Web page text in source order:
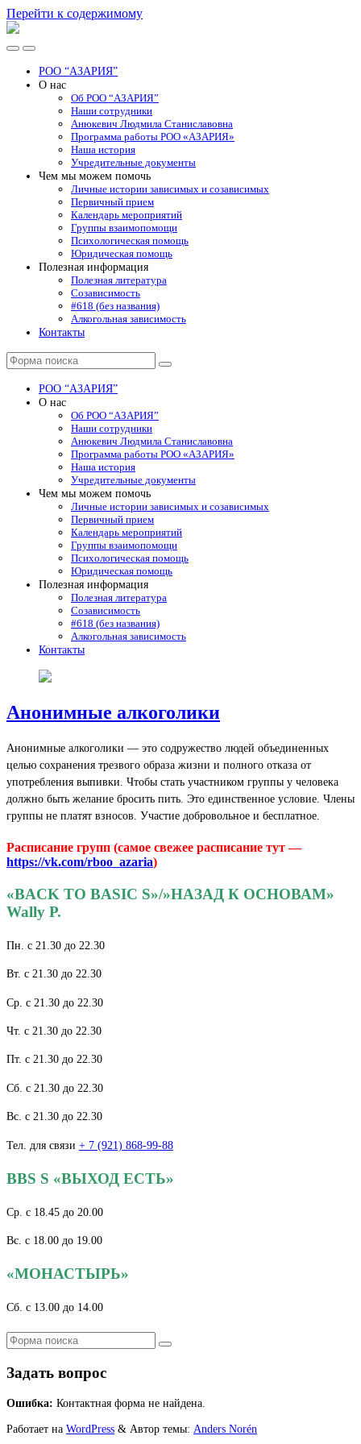
Перейти к содержимому
РОО
Переключить
мобильное
Переключить
поле
поиска
РОО “АЗАРИЯ”
О нас
Об РОО “АЗАРИЯ”
Наши сотрудники
Анюкевич Людмила Станиславовна
Программа работы РОО «АЗАРИЯ»
Наша история
Учредительные документы
Чем мы можем помочь
Личные истории зависимых и созависимых
Первичный прием
Календарь мероприятий
Группы взаимопомощи
Психологическая помощь
Юридическая помощь
Полезная информация
Полезная литература
Созависимость
#618 (без названия)
Алкогольная зависимость
Контакты
Поиск
РОО “АЗАРИЯ”
О нас
Об РОО “АЗАРИЯ”
Наши сотрудники
Анюкевич Людмила Станиславовна
Программа работы РОО «АЗАРИЯ»
Наша история
Учредительные документы
Чем мы можем помочь
Личные истории зависимых и созависимых
Первичный прием
Календарь мероприятий
Группы взаимопомощи
Психологическая помощь
Юридическая помощь
Полезная информация
Полезная литература
Созависимость
#618 (без названия)
Алкогольная зависимость
Контакты
Анонимные алкоголики
Анонимные алкоголики — это содружество людей объединенных
целью сохранения трезвого образа жизни и полного отказа от
употребления выпивки. Чтобы стать участником группы у человека
должно быть желание бросить пить. Это единственное условие. Члены
группы не платят взносов. Участие добровольное и бесплатное.
Расписание групп (самое свежее расписание тут —
https://vk.com/rboo_azaria)
«BACK TO BASIC S»/»НАЗАД К ОСНОВАМ»
Wally P.
Пн. с 21.30 до 22.30
Вт. с 21.30 до 22.30
Ср. с 21.30 до 22.30
Чт. с 21.30 до 22.30
Пт. с 21.30 до 22.30
Сб. с 21.30 до 22.30
Вс. с 21.30 до 22.30
Тел. для связи + 7 (921) 868-99-88
BBS S «ВЫХОД ЕСТЬ»
Ср. с 18.45 до 20.00
Вc. с 18.00 до 19.00
«МОНАСТЫРЬ»
Сб. с 13.00 до 14.00
Поиск
Задать вопрос
Ошибка: Контактная форма не найдена.
Работает на WordPress & Автор темы: Anders Norén